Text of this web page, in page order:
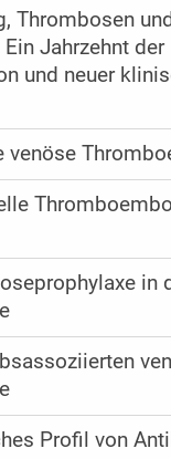
Thrombosen und
Jahrzehnt der
und neuer
venöse
in
Profil von